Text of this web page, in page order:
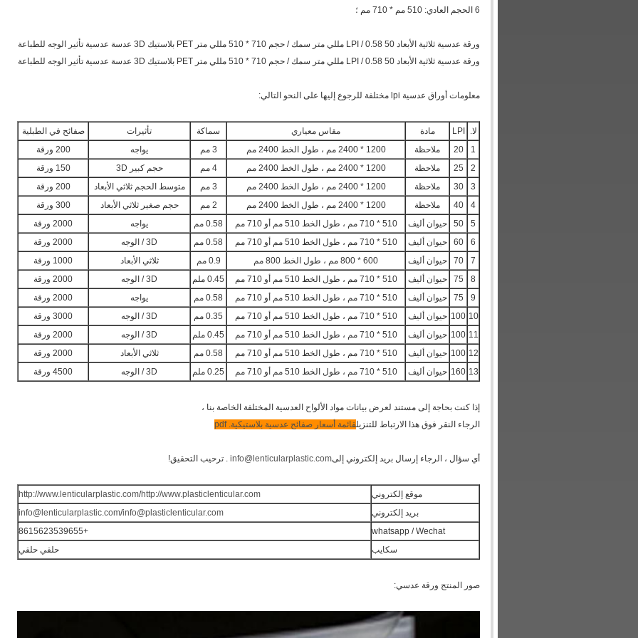
6 الحجم العادي: 510 مم * 710 مم ؛
ورقة عدسية ثلاثية الأبعاد 50 LPI / 0.58 مللي متر سمك / حجم 710 * 510 مللي متر PET بلاستيك 3D عدسة عدسية تأثير الوجه للطباعة
ورقة عدسية ثلاثية الأبعاد 50 LPI / 0.58 مللي متر سمك / حجم 710 * 510 مللي متر PET بلاستيك 3D عدسة عدسية تأثير الوجه للطباعة
معلومات أوراق عدسية lpi مختلفة للرجوع إليها على النحو التالي:
لا. LPI مادة مقاس معياري سماكة تأثيرات
صفائح في الطبلية
1
20 ملاحظة 1200 * 2400 مم ، طول الخط 2400 مم 3 مم يواجه
200 ورقة
2
25 ملاحظة 1200 * 2400 مم ، طول الخط 2400 مم 4 مم حجم كبير 3D
150 ورقة
3
30 ملاحظة 1200 * 2400 مم ، طول الخط 2400 مم 3 مم متوسط ​​الحجم ثلاثي الأبعاد
200 ورقة
4
40 ملاحظة 1200 * 2400 مم ، طول الخط 2400 مم 2 مم حجم صغير ثلاثي الأبعاد
300 ورقة
5
50 حيوان أليف 510 * 710 مم ، طول الخط 510 مم أو 710 مم 0.58 مم يواجه
2000 ورقة
6
60 حيوان أليف 510 * 710 مم ، طول الخط 510 مم أو 710 مم 0.58 مم 3D / الوجه
2000 ورقة
7
70 حيوان أليف 600 * 800 مم ، طول الخط 800 مم 0.9 مم ثلاثي الأبعاد
1000 ورقة
8
75 حيوان أليف 510 * 710 مم ، طول الخط 510 مم أو 710 مم 0.45 ملم 3D / الوجه
2000 ورقة
9
75 حيوان أليف 510 * 710 مم ، طول الخط 510 مم أو 710 مم 0.58 مم يواجه
2000 ورقة
10
100 حيوان أليف 510 * 710 مم ، طول الخط 510 مم أو 710 مم 0.35 مم 3D / الوجه
3000 ورقة
11
100 حيوان أليف 510 * 710 مم ، طول الخط 510 مم أو 710 مم 0.45 ملم 3D / الوجه
2000 ورقة
12
100 حيوان أليف 510 * 710 مم ، طول الخط 510 مم أو 710 مم 0.58 مم ثلاثي الأبعاد
2000 ورقة
13
160 حيوان أليف 510 * 710 مم ، طول الخط 510 مم أو 710 مم 0.25 ملم 3D / الوجه 4500 ورقة
إذا كنت بحاجة إلى مستند لعرض بيانات مواد الألواح العدسية المختلفة الخاصة بنا ،
الرجاء النقر فوق هذا الارتباط للتنزيلقائمة أسعار صفائح عدسية بلاستيكية. pdf
أي سؤال ، الرجاء إرسال بريد إلكتروني إلىinfo@lenticularplastic.com . ترحيب التحقيق!
موقع إلكتروني http://www.lenticularplastic.com/http://www.plasticlenticular.com
بريد إلكتروني
info@lenticularplastic.com/info@plasticlenticular.com
whatsapp / Wechat
+8615623539655
سكايب
حلقي حلقي
صور المنتج ورقة عدسي: